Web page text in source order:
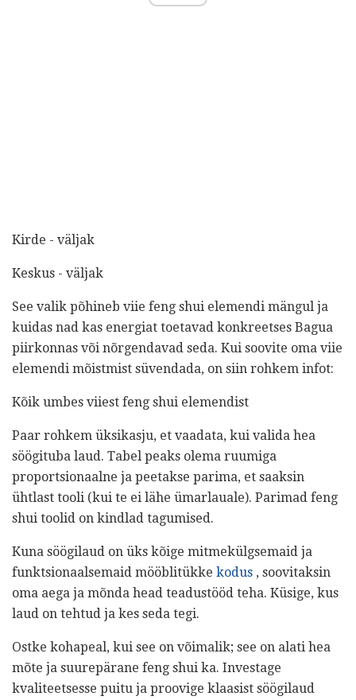
Kirde - väljak
Keskus - väljak
See valik põhineb viie feng shui elemendi mängul ja
kuidas nad kas energiat toetavad konkreetses Bagua
piirkonnas või nõrgendavad seda. Kui soovite oma viie
elemendi mõistmist süvendada, on siin rohkem infot:
Kõik umbes viiest feng shui elemendist
Paar rohkem üksikasju, et vaadata, kui valida hea
söögituba laud. Tabel peaks olema ruumiga
proportsionaalne ja peetakse parima, et saaksin
ühtlast tooli (kui te ei lähe ümarlauale). Parimad feng
shui toolid on kindlad tagumised.
Kuna söögilaud on üks kõige mitmekülgsemaid ja
funktsionaalsemaid mööblitükke kodus , soovitaksin
oma aega ja mõnda head teadustööd teha. Küsige, kus
laud on tehtud ja kes seda tegi.
Ostke kohapeal, kui see on võimalik; see on alati hea
mõte ja suurepärane feng shui ka. Investage
kvaliteetsesse puitu ja proovige klaasist söögilaud